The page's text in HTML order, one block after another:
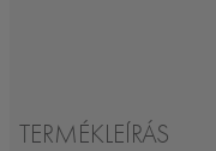
TERMÉKLEÍRÁS